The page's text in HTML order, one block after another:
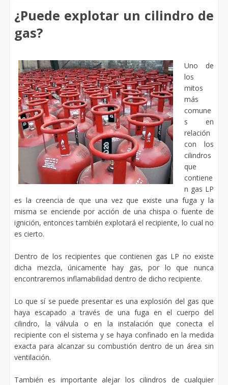
¿Puede explotar un cilindro de
gas?
Uno de
los
mitos
más
comune
s en
relación
con los
cilindros
que
contiene
n gas LP
es la creencia de que una vez que existe una fuga y la
misma se enciende por acción de una chispa o fuente de
ignición, entonces también explotará el recipiente, lo cual no
es cierto.
Dentro de los recipientes que contienen gas LP no existe
dicha mezcla, únicamente hay gas, por lo que nunca
encontraremos inflamabilidad dentro de dicho recipiente.
Lo que sí se puede presentar es una explosión del gas que
haya escapado a través de una fuga en el cuerpo del
cilindro, la válvula o en la instalación que conecta el
recipiente con el sistema y se haya confinado en la medida
exacta para alcanzar su combustión dentro de un área sin
ventilación.
También es importante alejar los cilindros de cualquier